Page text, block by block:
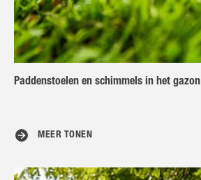
Paddenstoelen en schimmels in het gazon
MEER TONEN